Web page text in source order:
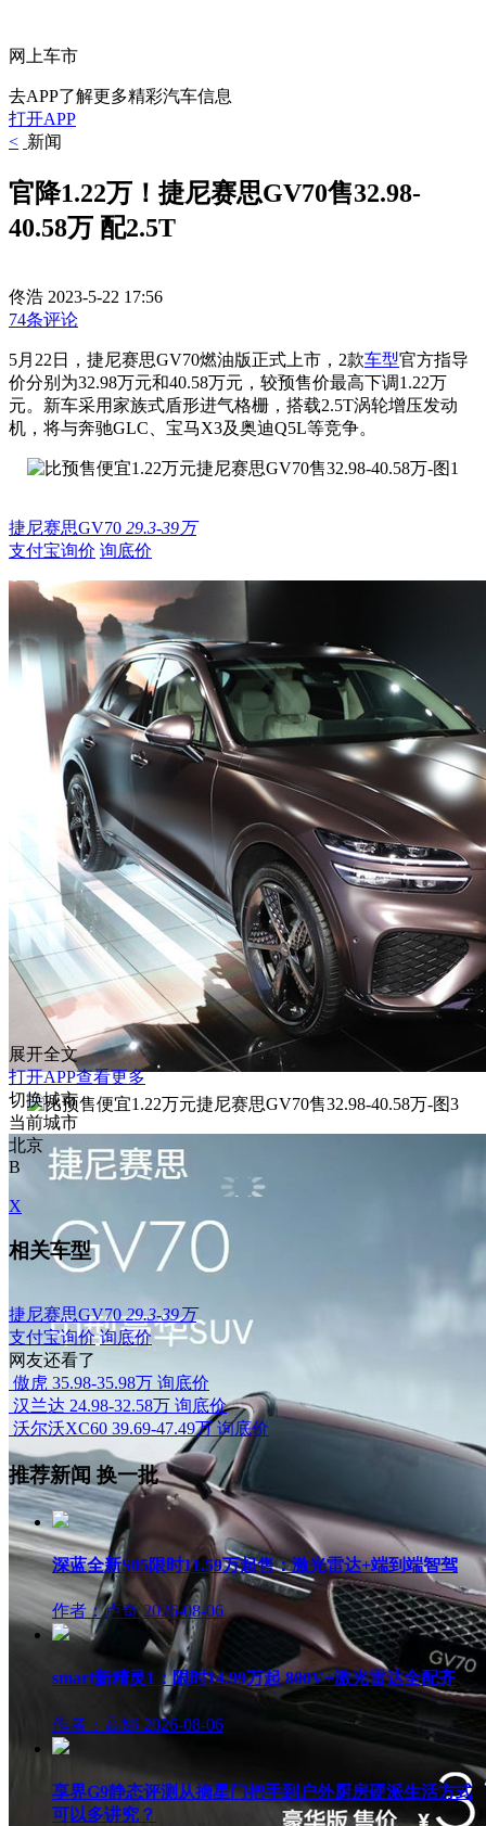
网上车市
去APP了解更多精彩汽车信息
打开APP
< 新闻
官降1.22万！捷尼赛思GV70售32.98-
40.58万 配2.5T
佟浩 2023-5-22 17:56
74条评论
5月22日，捷尼赛思GV70燃油版正式上市，2款车型官方指导
价分别为32.98万元和40.58万元，较预售价最高下调1.22万
元。新车采用家族式盾形进气格栅，搭载2.5T涡轮增压发动
机，将与奔驰GLC、宝马X3及奥迪Q5L等竞争。
捷尼赛思GV70 29.3-39万
支付宝询价 询底价
展开全文
打开APP查看更多
切换城市
当前城市
北京
B
X
相关车型
捷尼赛思GV70 29.3-39万
支付宝询价 询底价
网友还看了
傲虎 35.98-35.98万 询底价
汉兰达 24.98-32.58万 询底价
沃尔沃XC60 39.69-47.49万 询底价
推荐新闻 换一批
深蓝全新S05限时11.59万起售：激光雷达+端到端智驾
作者：卢奇 2026-08-06
smart新精灵1：限时14.99万起 800V+激光雷达全配齐
作者：高娜 2026-08-06
享界G9静态评测从摘星门把手到户外厨房硬派生活方式
可以多讲究？